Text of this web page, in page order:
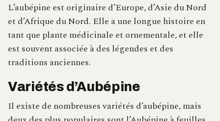
L’aubépine est originaire d’Europe, d’Asie du Nord
et d’Afrique du Nord. Elle a une longue histoire en
tant que plante médicinale et ornementale, et elle
est souvent associée à des légendes et des
traditions anciennes.
Variétés d’Aubépine
Il existe de nombreuses variétés d’aubépine, mais